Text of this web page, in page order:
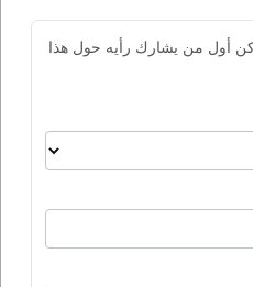
أول من يشارك رأيه حول هذا